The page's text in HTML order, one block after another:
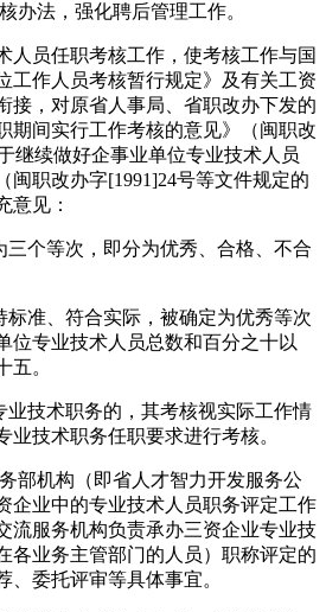
办法，强化聘后管理工作。
人员任职考核工作，使考核工作与国
工作人员考核暂行规定》及有关工资
接，对原省人事局、省职改办下发的
期间实行工作考核的意见》（闽职改
继续做好企事业单位专业技术人员
闽职改办字[1991]24号等文件规定的
意见：
三个等次，即分为优秀、合格、不合
标准、符合实际，被确定为优秀等次
位专业技术人员总数和百分之十以
五。
业技术职务的，其考核视实际工作情
业技术职务任职要求进行考核。
部机构（即省人才智力开发服务公
企业中的专业技术人员职务评定工作
流服务机构负责承办三资企业专业技
各业务主管部门的人员）职称评定的
、委托评审等具体事宜。